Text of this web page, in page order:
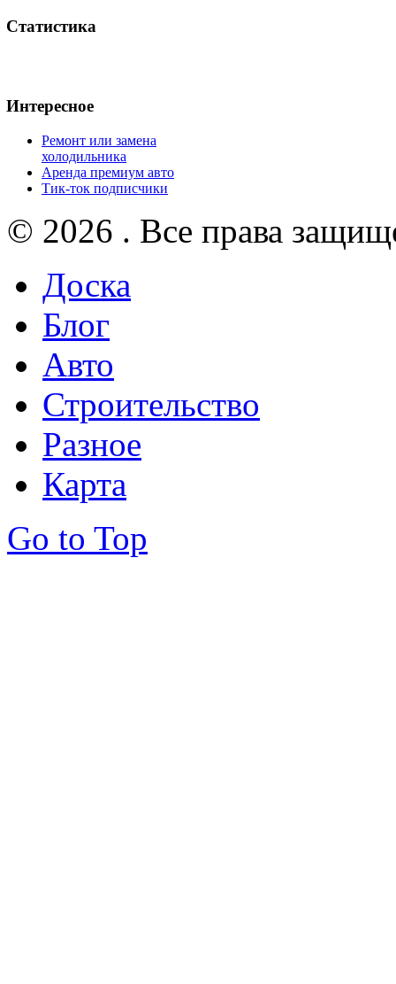
Статистика
Интересное
Ремонт или замена
холодильника
Аренда премиум авто
Тик-ток подписчики
© 2026 . Все права
Доска
Блог
Авто
Строительство
Разное
Карта
Go to Top